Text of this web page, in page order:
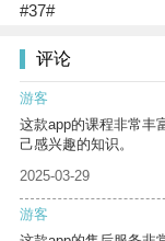
#37#
评论
游客
这款app的课程非常丰
己感兴趣的知识。
2025-03-29
游客